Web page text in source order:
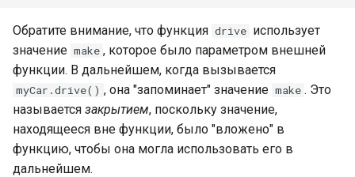
Обратите внимание, что функция drive использует
значение make , которое было параметром внешней
функции. В дальнейшем, когда вызывается
myCar.drive() , она "запоминает" значение make . Это
называется закрытием, поскольку значение,
находящееся вне функции, было "вложено" в
функцию, чтобы она могла использовать его в
дальнейшем.